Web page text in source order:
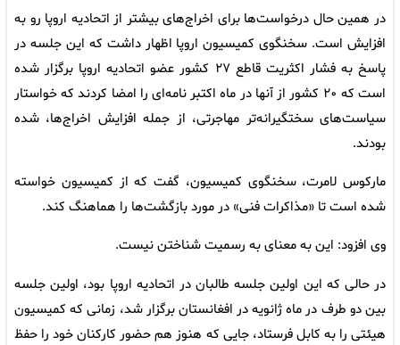
در همین حال درخواست‌ها برای اخراج‌های بیشتر از اتحادیه اروپا رو به
افزایش است. سخنگوی کمیسیون اروپا اظهار داشت که این جلسه در
پاسخ به فشار اکثریت قاطع ۲۷ کشور عضو اتحادیه اروپا برگزار شده
است که ۲۰ کشور از آنها در ماه اکتبر نامه‌ای را امضا کردند که خواستار
سیاست‌های سختگیرانه‌تر مهاجرتی، از جمله افزایش اخراج‌ها، شده
بودند.
مارکوس لامرت، سخنگوی کمیسیون، گفت که از کمیسیون خواسته
شده است تا «مذاکرات فنی» در مورد بازگشت‌ها را هماهنگ کند.
وی افزود: این به معنای به رسمیت شناختن نیست.
در حالی که این اولین جلسه طالبان در اتحادیه اروپا بود، اولین جلسه
بین دو طرف در ماه ژانویه در افغانستان برگزار شد، زمانی که کمیسیون
هیئتی را به کابل فرستاد، جایی که هنوز هم حضور کارکنان خود را حفظ